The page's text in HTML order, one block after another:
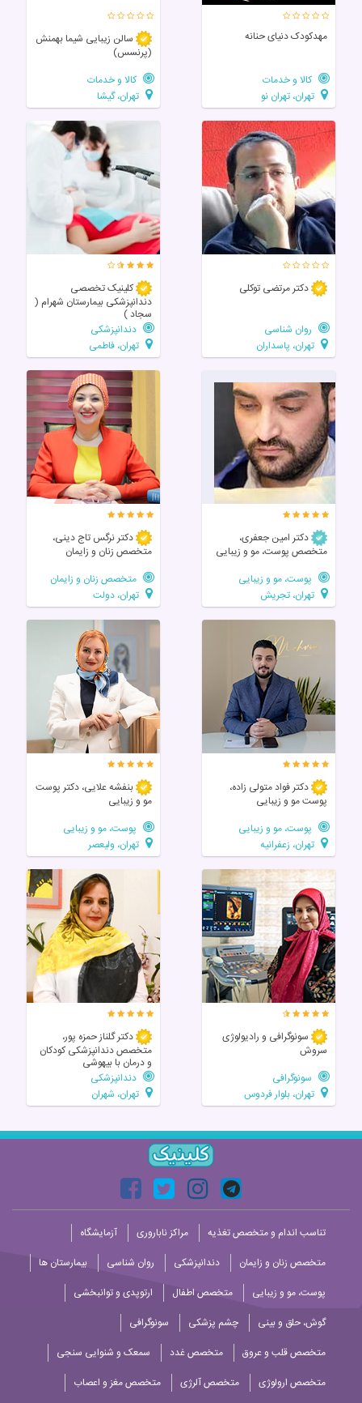
مهدکودک دنیای حنانه
کالا و خدمات
تهران، تهران نو
سالن زيبايی شیما بهمنش
(پرنسس)
کالا و خدمات
تهران، گیشا
دکتر مرتضی توکلی
روان شناسی
تهران، پاسداران
کلینیک تخصصی
دندانپزشکی بیمارستان شهرام (
سجاد )
دندانپزشکی
تهران، فاطمی
دکتر امین جعفری،
متخصص پوست، مو و زیبایی
پوست، مو و زیبایی
تهران، تجریش
دکتر نرگس تاج دینی،
متخصص زنان و زایمان
متخصص زنان و زایمان
تهران، دولت
دکتر فواد متولی زاده،
پوست مو و زیبایی
پوست، مو و زیبایی
تهران، زعفرانیه
بنفشه علایی، دکتر پوست
مو و زیبایی
پوست، مو و زیبایی
تهران، ولیعصر
سونوگرافی و رادیولوژی
سروش
سونوگرافی
تهران، بلوار فردوس
دکتر گلناز حمزه پور،
متخصص دندانپزشکی کودکان
و درمان با بیهوشی
دندانپزشکی
تهران، شهران
تناسب اندام و متخصص تغذیه مراکز ناباروری
آزمایشگاه
متخصص زنان و زایمان
دندانپزشکی روان شناسی
بیمارستان ها
پوست، مو و زیبایی
متخصص اطفال
ارتوپدی و توانبخشی
گوش، حلق و بینی
چشم پزشکی
سونوگرافی
متخصص قلب و عروق
متخصص غدد
سمعک و شنوایی سنجی
متخصص ارولوژی
متخصص آلرژی متخصص مغز و اعصاب